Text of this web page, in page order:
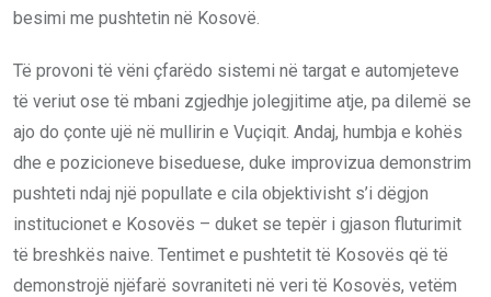
besimi me pushtetin në Kosovë.
Të provoni të vëni çfarëdo sistemi në targat e automjeteve
të veriut ose të mbani zgjedhje jolegjitime atje, pa dilemë se
ajo do çonte ujë në mullirin e Vuçiqit. Andaj, humbja e kohës
dhe e pozicioneve biseduese, duke improvizua demonstrim
pushteti ndaj një popullate e cila objektivisht s’i dëgjon
institucionet e Kosovës – duket se tepër i gjason fluturimit
të breshkës naive. Tentimet e pushtetit të Kosovës që të
demonstrojë njëfarë sovraniteti në veri të Kosovës, vetëm